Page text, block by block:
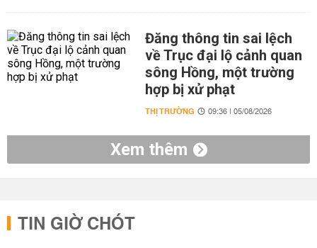
Đăng thông tin sai lệch
về Trục đại lộ cảnh quan
sông Hồng, một trường
hợp bị xử phạt
THỊ TRƯỜNG 09:36 | 05/08/2026
Xem thêm
TIN GIỜ CHÓT